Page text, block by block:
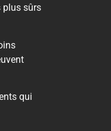
plus sûrs
qui